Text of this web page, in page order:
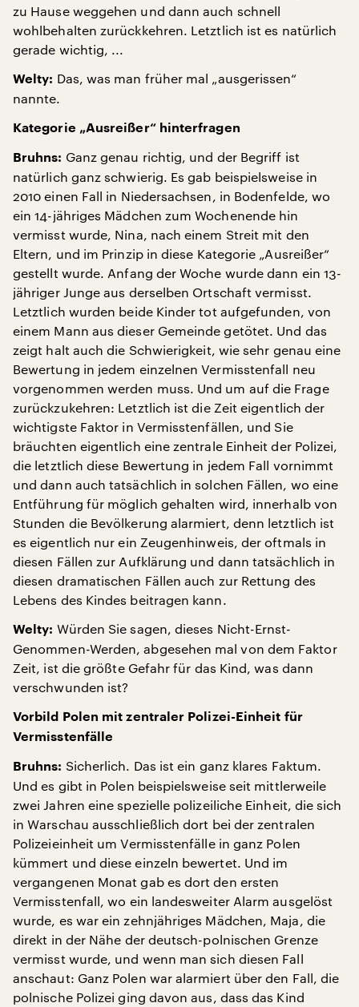
zu Hause weggehen und dann auch schnell
wohlbehalten zurückkehren. Letztlich ist es natürlich
gerade wichtig, ...
Welty: Das, was man früher mal „ausgerissen“
nannte.
Kategorie „Ausreißer“ hinterfragen
Bruhns: Ganz genau richtig, und der Begriff ist
natürlich ganz schwierig. Es gab beispielsweise in
2010 einen Fall in Niedersachsen, in Bodenfelde, wo
ein 14-jähriges Mädchen zum Wochenende hin
vermisst wurde, Nina, nach einem Streit mit den
Eltern, und im Prinzip in diese Kategorie „Ausreißer“
gestellt wurde. Anfang der Woche wurde dann ein 13-
jähriger Junge aus derselben Ortschaft vermisst.
Letztlich wurden beide Kinder tot aufgefunden, von
einem Mann aus dieser Gemeinde getötet. Und das
zeigt halt auch die Schwierigkeit, wie sehr genau eine
Bewertung in jedem einzelnen Vermisstenfall neu
vorgenommen werden muss. Und um auf die Frage
zurückzukehren: Letztlich ist die Zeit eigentlich der
wichtigste Faktor in Vermisstenfällen, und Sie
bräuchten eigentlich eine zentrale Einheit der Polizei,
die letztlich diese Bewertung in jedem Fall vornimmt
und dann auch tatsächlich in solchen Fällen, wo eine
Entführung für möglich gehalten wird, innerhalb von
Stunden die Bevölkerung alarmiert, denn letztlich ist
es eigentlich nur ein Zeugenhinweis, der oftmals in
diesen Fällen zur Aufklärung und dann tatsächlich in
diesen dramatischen Fällen auch zur Rettung des
Lebens des Kindes beitragen kann.
Welty: Würden Sie sagen, dieses Nicht-Ernst-
Genommen-Werden, abgesehen mal von dem Faktor
Zeit, ist die größte Gefahr für das Kind, was dann
verschwunden ist?
Vorbild Polen mit zentraler Polizei-Einheit für
Vermisstenfälle
Bruhns: Sicherlich. Das ist ein ganz klares Faktum.
Und es gibt in Polen beispielsweise seit mittlerweile
zwei Jahren eine spezielle polizeiliche Einheit, die sich
in Warschau ausschließlich dort bei der zentralen
Polizeieinheit um Vermisstenfälle in ganz Polen
kümmert und diese einzeln bewertet. Und im
vergangenen Monat gab es dort den ersten
Vermisstenfall, wo ein landesweiter Alarm ausgelöst
wurde, es war ein zehnjähriges Mädchen, Maja, die
direkt in der Nähe der deutsch-polnischen Grenze
vermisst wurde, und wenn man sich diesen Fall
anschaut: Ganz Polen war alarmiert über den Fall, die
polnische Polizei ging davon aus, dass das Kind